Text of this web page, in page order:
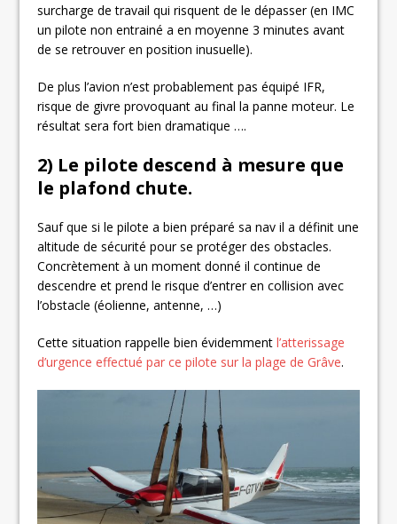
surcharge de travail qui risquent de le dépasser (en IMC
un pilote non entrainé a en moyenne 3 minutes avant
de se retrouver en position inusuelle).
De plus l’avion n’est probablement pas équipé IFR,
risque de givre provoquant au final la panne moteur. Le
résultat sera fort bien dramatique ….
2) Le pilote descend à mesure que
le plafond chute.
Sauf que si le pilote a bien préparé sa nav il a définit une
altitude de sécurité pour se protéger des obstacles.
Concrètement à un moment donné il continue de
descendre et prend le risque d’entrer en collision avec
l’obstacle (éolienne, antenne, …)
Cette situation rappelle bien évidemmentl’atterissage
d’urgence effectué par ce pilote sur la plage de Grâve.